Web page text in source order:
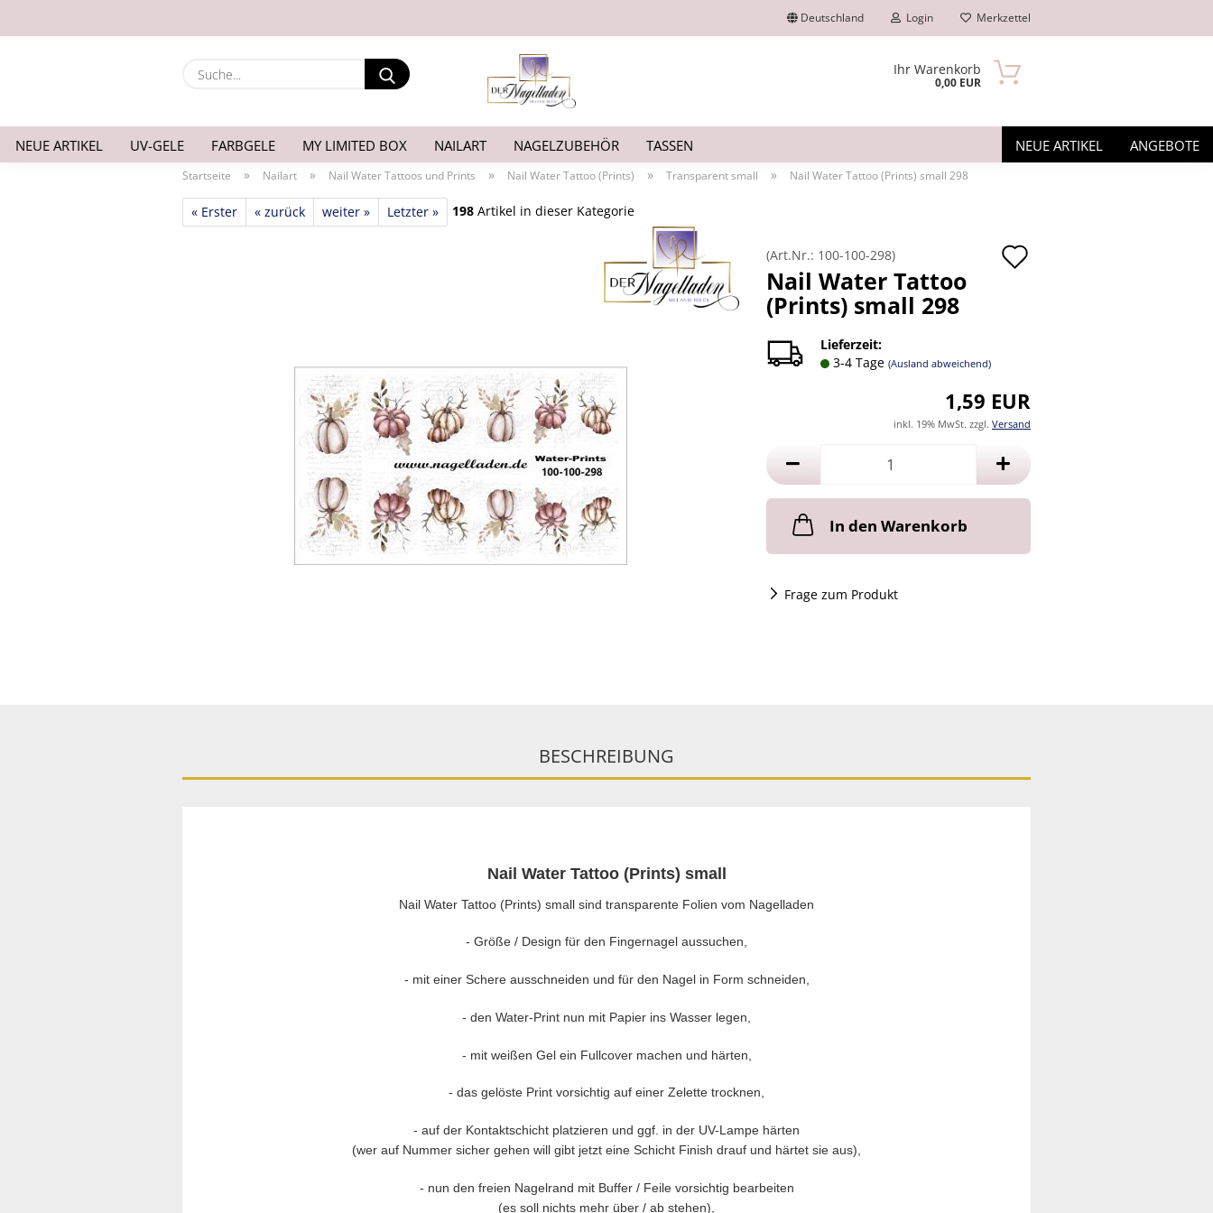
Deutschland Login
Passwort
Konto erstellen
Passwort vergessen?
Merkzettel
Suche... Ihr Warenkorb
0,00 EUR
NEUE ARTIKEL UV-GELE FARBGELE MY LIMITED BOX NAILART NAGELZUBEHÖR TASSEN NEUE ARTIKEL ANGEBOTE
Startseite » Nailart » Nail Water Tattoos und Prints » Nail Water Tattoo (Prints) » Transparent small » Nail Water Tattoo (Prints) small 298
« Erster « zurück weiter » Letzter » 198 Artikel in dieser Kategorie
(Art.Nr.: 100-100-298)
Nail Water Tattoo
(Prints) small 298
Lieferzeit:
3-4 Tage (Ausland abweichend)
1,59 EUR
inkl. 19% MwSt. zzgl. Versand
In den Warenkorb
Frage zum Produkt
BESCHREIBUNG
Nail Water Tattoo (Prints) small
Nail Water Tattoo (Prints) small sind transparente Folien vom Nagelladen
- Größe / Design für den Fingernagel aussuchen,
- mit einer Schere ausschneiden und für den Nagel in Form schneiden,
- den Water-Print nun mit Papier ins Wasser legen,
- mit weißen Gel ein Fullcover machen und härten,
- das gelöste Print vorsichtig auf einer Zelette trocknen,
- auf der Kontaktschicht platzieren und ggf. in der UV-Lampe härten
(wer auf Nummer sicher gehen will gibt jetzt eine Schicht Finish drauf und härtet sie aus),
- nun den freien Nagelrand mit Buffer / Feile vorsichtig bearbeiten
(es soll nichts mehr über / ab stehen),